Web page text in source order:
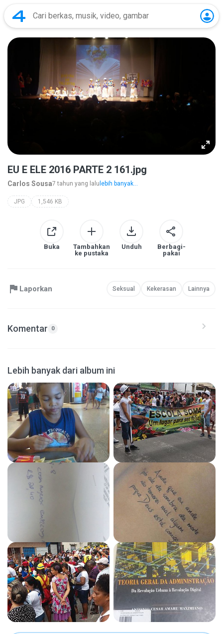
EU E ELE 2016 PARTE 2 161.jpg
Carlos Sousa7 tahun yang lalu lebih banyak...
JPG 1,546 KB
Buka
Tambahkan
ke pustaka
Unduh
Berbagi-
pakai
Laporkan Seksual Kekerasan Lainnya
Komentar 0
Lebih banyak dari album ini